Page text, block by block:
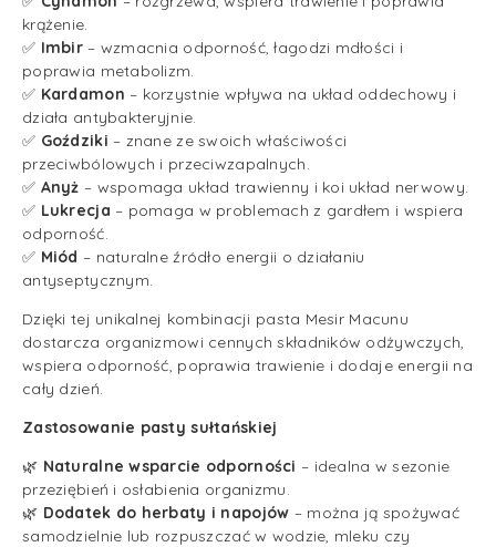
krążenie.
✅ Imbir– wzmacnia odporność, łagodzi mdłości i
poprawia metabolizm.
✅ Kardamon – korzystnie wpływa na układ oddechowy i
działa antybakteryjnie.
✅ Goździki – znane ze swoich właściwości
przeciwbólowych i przeciwzapalnych.
✅ Anyż – wspomaga układ trawienny i koi układ nerwowy.
✅ Lukrecja – pomaga w problemach z gardłem i wspiera
odporność.
✅ Miód – naturalne źródło energii o działaniu
antyseptycznym.
Dzięki tej unikalnej kombinacji pasta Mesir Macunu
dostarcza organizmowi cennych składników odżywczych,
wspiera odporność, poprawia trawienie i dodaje energii na
cały dzień.
Zastosowanie pasty sułtańskiej
🌿 Naturalne wsparcie odporności – idealna w sezonie
przeziębień i osłabienia organizmu.
🌿 Dodatek do herbaty i napojów – można ją spożywać
samodzielnie lub rozpuszczać w wodzie, mleku czy